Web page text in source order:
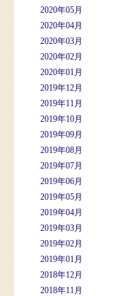
2020年05月
2020年04月
2020年03月
2020年02月
2020年01月
2019年12月
2019年11月
2019年10月
2019年09月
2019年08月
2019年07月
2019年06月
2019年05月
2019年04月
2019年03月
2019年02月
2019年01月
2018年12月
2018年11月